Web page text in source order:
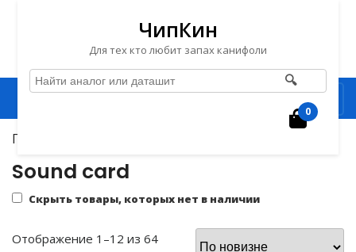
Перейти
содержимому
ЧипКин
Для тех кто любит запах канифоли
🔍
0
Главная
Sound card
Скрыть товары, которых нет в наличии
Отображение 1–12 из 64Сортировка: